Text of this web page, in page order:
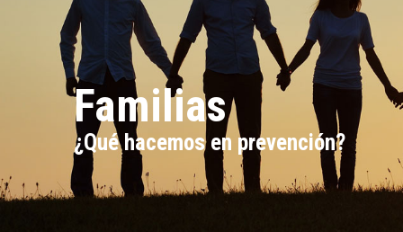
Familias
¿Qué hacemos en prevención?
Estás aquí: